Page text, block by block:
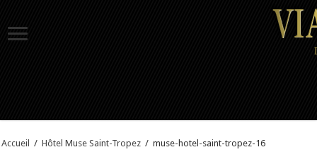
Accueil / Hôtel Muse Saint-Tropez / muse-hotel-saint-tropez-16